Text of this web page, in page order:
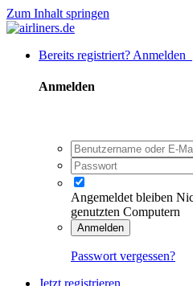
Zum Inhalt springen
Bereits registriert? Anmelden
Anmelden
Angemeldet bleiben
genutzten Computern
Anmelden
Passwort vergessen?
Jetzt registrieren